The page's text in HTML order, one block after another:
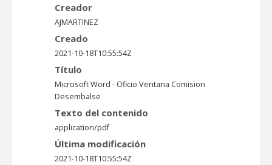
Creador
AJMARTINEZ
Creado
2021-10-18T10:55:54Z
Título
Microsoft Word - Oficio Ventana Comision
Desembalse
Texto del contenido
application/pdf
Última modificación
2021-10-18T10:55:54Z